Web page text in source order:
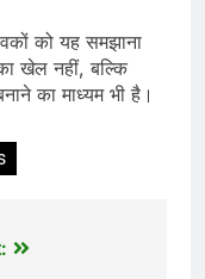
को यह समझाना
खेल नहीं, बल्कि
का माध्यम भी है।